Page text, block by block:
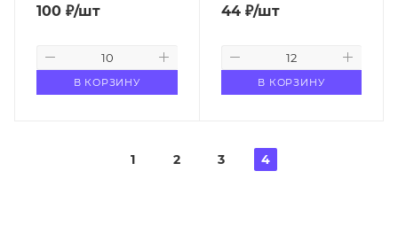
100 ₽/шт
В КОРЗИНУ
44₽/шт
В КОРЗИНУ
1 2 3 4